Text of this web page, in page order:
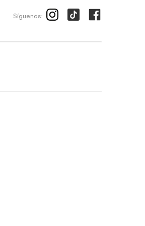
Síguenos: